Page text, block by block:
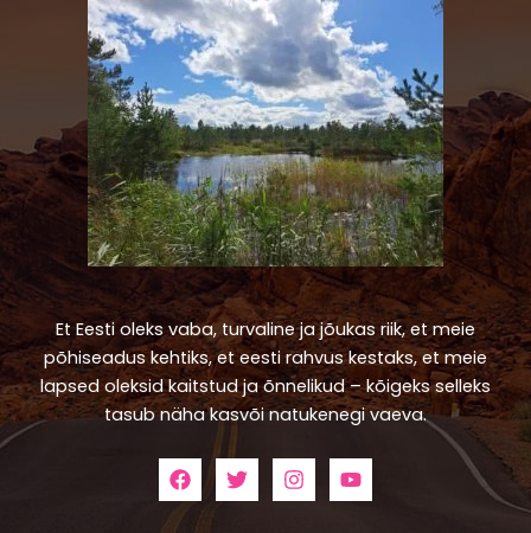
Et Eesti oleks vaba, turvaline ja jõukas riik, et meie
põhiseadus kehtiks, et eesti rahvus kestaks, et meie
lapsed oleksid kaitstud ja õnnelikud – kõigeks selleks
tasub näha kasvõi natukenegi vaeva.